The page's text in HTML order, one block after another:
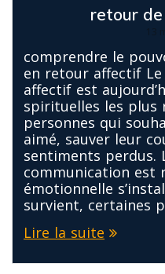
retour de
comprendre le
en retour affectif
affectif est
spirituelles les plus
personnes qui
aimé, sauver leur
sentiments perdus.
communication est
émotionnelle
survient, certaines
Lire la suite